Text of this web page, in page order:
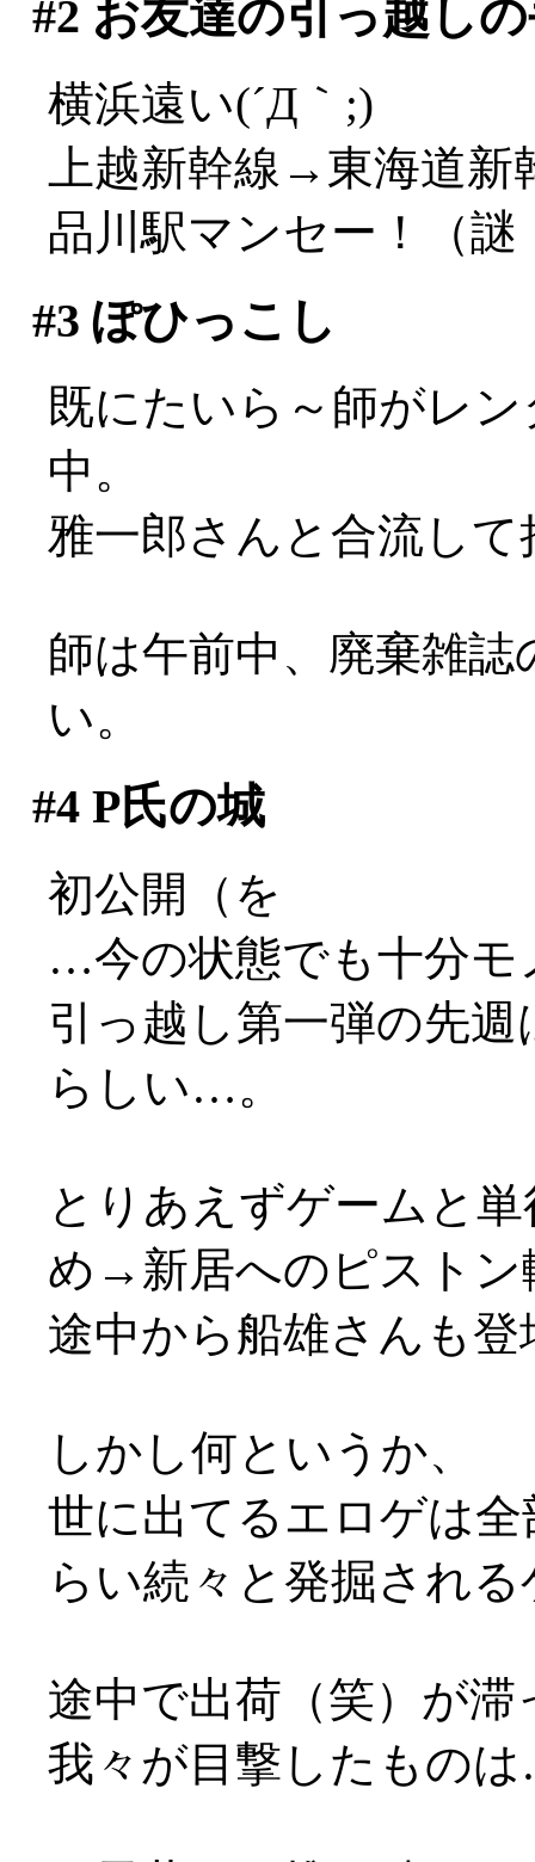
#2 お友達の引っ越し
横浜遠い(´Д｀;)
上越新幹線→東海道
品川駅マンセー！（謎
#3 ぽひっこし
既にたいら～師がレ
中。
雅一郎さんと合流し
師は午前中、廃棄雑
い。
#4P氏の城
初公開（を
…今の状態でも十分モ
引っ越し第一弾の先
らしい…。
とりあえずゲームと
め→新居へのピストン
途中から船雄さんも登
しかし何というか、
世に出てるエロゲは
らい続々と発掘され
途中で出荷（笑）が
我々が目撃したもの